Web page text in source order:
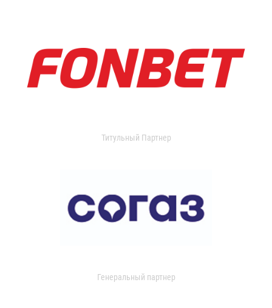
Титульный Партнер
Генеральный партнер